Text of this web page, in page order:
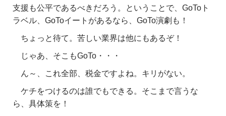
支援も公平であるべきだろう。ということで、GoToト
ラベル、GoToイートがあるなら、GoTo演劇も！
ちょっと待て。苦しい業界は他にもあるぞ！
じゃあ、そこもGoTo・・・
ん～、これ全部、税金ですよね。キリがない。
ケチをつけるのは誰でもできる。そこまで言うな
ら、具体策を！